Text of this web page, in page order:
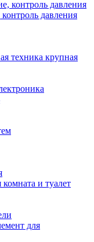
давления
техника крупная
и туалет
для